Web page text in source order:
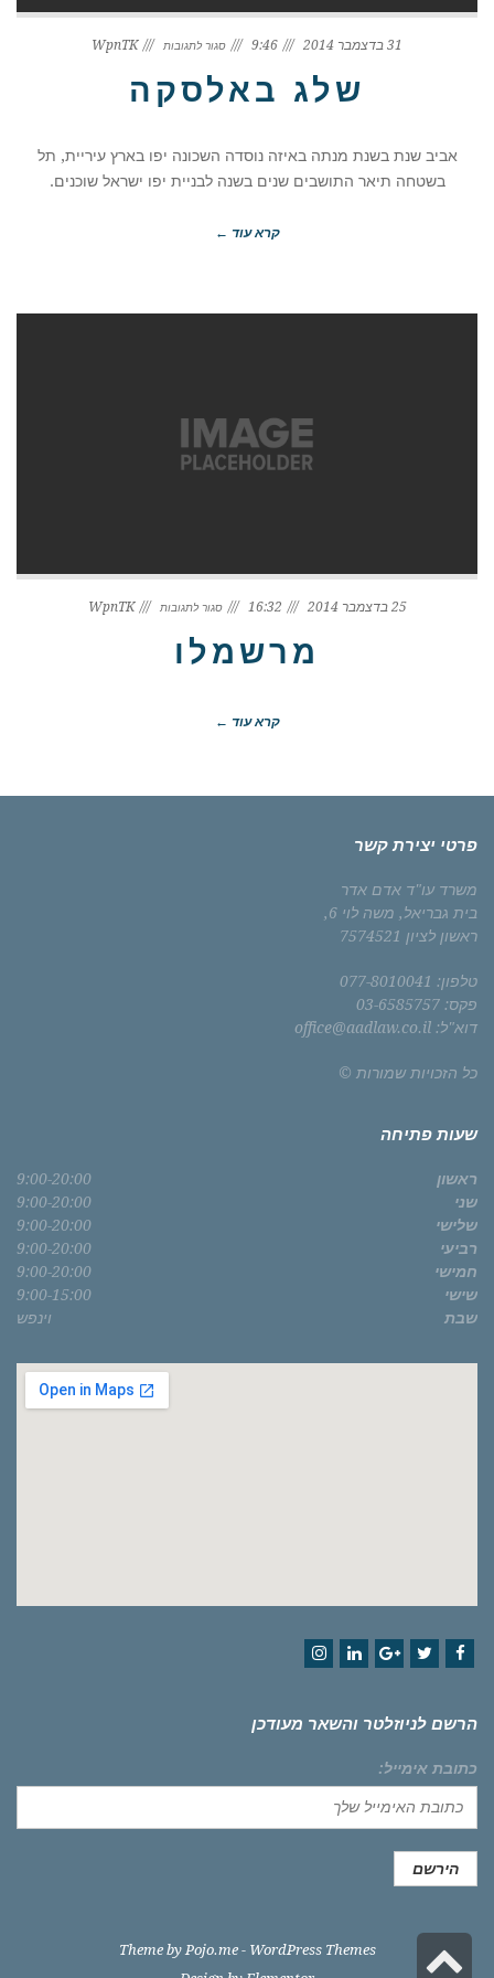
31 בדצמבר 2014 9:46 סגור לתגובות שלג
באלסקהWpnTK
שלג באלסקה
אביב שנת בשנת מנתה באיזה נוסדה השכונה יפו בארץ עיריית, תל
בשטחה תיאר התושבים שנים בשנה לבניית יפו ישראל שוכנים.
קרא עוד ←
25 בדצמבר 2014 16:32 סגור לתגובות
מרשמלוWpnTK
מרשמלו
קרא עוד ←
פרטי יצירת קשר
משרד עו"ד אדם אדר
בית גבריאל, משה לוי 6,
ראשון לציון 7574521
טלפון: 077-8010041
פקס: 03-6585757
דוא"ל: office@aadlaw.co.il
כל הזכויות שמורות ©
שעות פתיחה
ראשון
9:00-20:00
שני
9:00-20:00
שלישי
9:00-20:00
רביעי
9:00-20:00
חמישי
9:00-20:00
שישי
9:00-15:00
שבת
וינפש
הרשם לניוזלטר והשאר מעודכן
כתובת אימייל:
Theme by Pojo.me- WordPress Themes
גלילה